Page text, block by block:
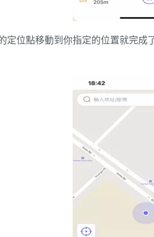
定位點移動到你指定的位置就完成